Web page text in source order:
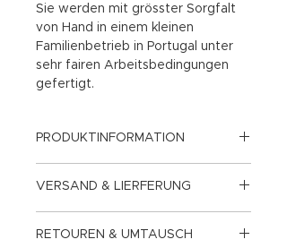
Sie werden mit grösster Sorgfalt
von Hand in einem kleinen
Familienbetrieb in Portugal unter
sehr fairen Arbeitsbedingungen
gefertigt.
PRODUKTINFORMATION
Sohle: Gummi
VERSAND & LIERFERUNG
klimaneutraler Versand und
RETOUREN & UMTAUSCH